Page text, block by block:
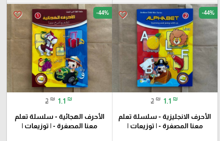
favorite_border -44%
2 ₪ 1.1 ₪
الأحرف الانجليزية - سلسلة تعلم
معنا المصغرة - | توزيعات |
favorite_border -44%
2 ₪ 1.1 ₪
الأحرف الهجائية - سلسلة تعلم
معنا المصغرة - | توزيعات |